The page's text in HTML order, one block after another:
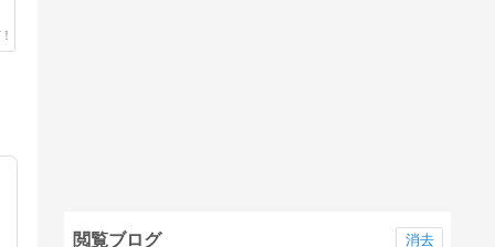
閲覧ブログ 消去